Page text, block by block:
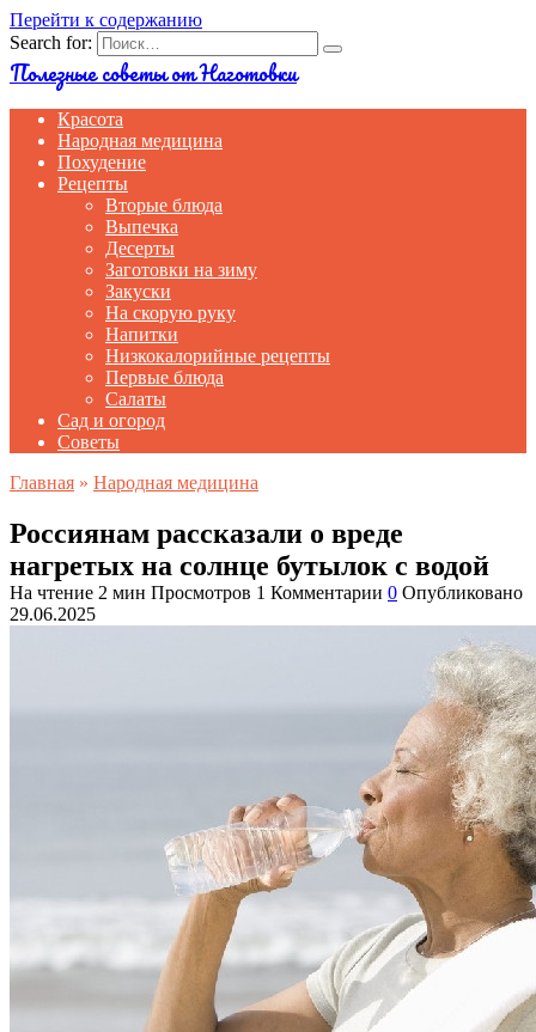
Перейти к содержанию
Search for:
Полезные советы от Наготовки
Красота
Народная медицина
Похудение
Рецепты
Вторые блюда
Выпечка
Десерты
Заготовки на зиму
Закуски
На скорую руку
Напитки
Низкокалорийные рецепты
Первые блюда
Салаты
Сад и огород
Советы
Главная » Народная медицина
Россиянам рассказали о вреде
нагретых на солнце бутылок с водой
На чтение 2 мин Просмотров 1 Комментарии 0 Опубликовано
29.06.2025